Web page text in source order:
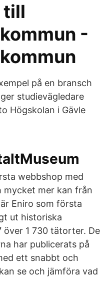
till
-
på en bransch
studievägledare
Högskolan i Gävle
webbshop med
mer kan från
Eniro som första
ut historiska
1 730 tätorter. De
har publicerats på
ett snabbt och
se och jämföra vad